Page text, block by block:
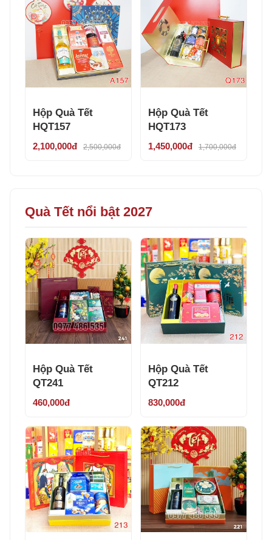
Hộp Quà Tết
HQT157
2,100,000đ 2,500,000đ
Hộp Quà Tết
HQT173
1,450,000đ 1,700,000đ
Quà Tết nổi bật 2027
Hộp Quà Tết
QT241
460,000đ
Hộp Quà Tết
QT212
830,000đ